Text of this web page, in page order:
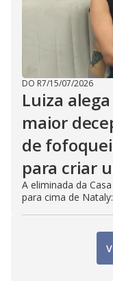
DO R7/15/07/2026
Luiza
maior
de
para criar
A eliminada da
para cima de